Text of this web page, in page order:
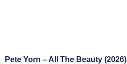
Pete Yorn – All The Beauty (2026)